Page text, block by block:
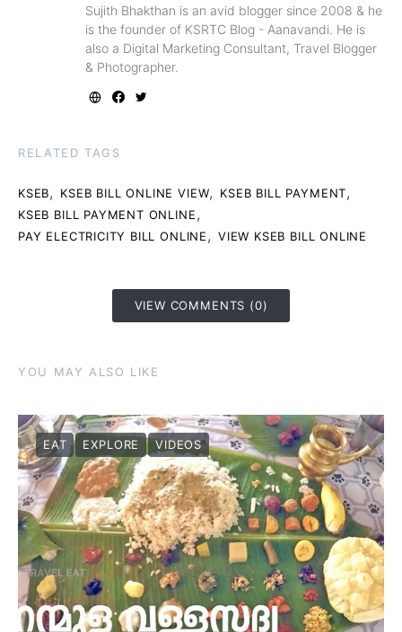
Sujith Bhakthan is an avid blogger since 2008 & he
is the founder of KSRTC Blog - Aanavandi. He is
also a Digital Marketing Consultant, Travel Blogger
& Photographer.
RELATED TAGS
KSEB, KSEB BILL ONLINE VIEW, KSEB BILL PAYMENT,
KSEB BILL PAYMENT ONLINE,
PAY ELECTRICITY BILL ONLINE, VIEW KSEB BILL ONLINE
VIEW COMMENTS (0)
YOU MAY ALSO LIKE
EAT EXPLORE VIDEOS